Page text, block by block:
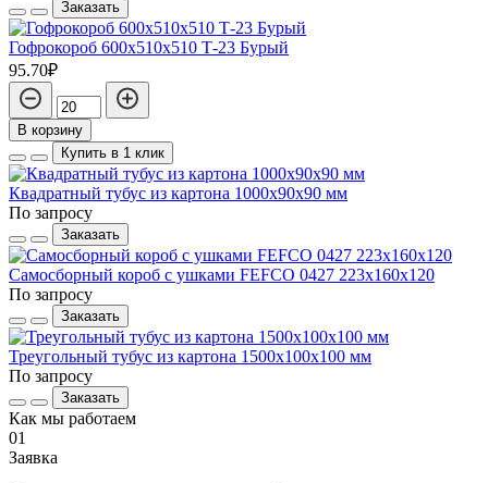
Заказать
Гофрокороб 600х510х510 Т-23 Бурый
95.70₽
В корзину
Купить в 1 клик
Квадратный тубус из картона 1000x90x90 мм
По запросу
Заказать
Самосборный короб с ушками FEFCO 0427 223х160х120
По запросу
Заказать
Треугольный тубус из картона 1500x100x100 мм
По запросу
Заказать
Как мы работаем
01
Заявка